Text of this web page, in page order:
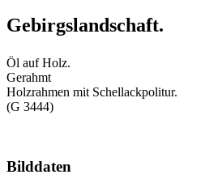
Gebirgslandschaft.
Öl auf Holz.
Gerahmt
Holzrahmen mit Schellackpolitur.
(G 3444)
Bilddaten